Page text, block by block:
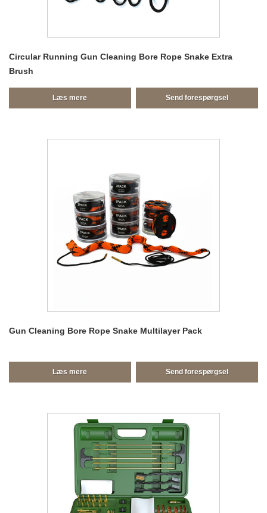
Circular Running Gun Cleaning Bore Rope Snake Extra
Brush
Læs mere Send forespørgsel
Gun Cleaning Bore Rope Snake Multilayer Pack
Læs mere Send forespørgsel